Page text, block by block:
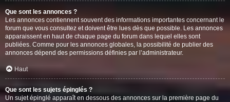
Que sont les annonces ?
Les annonces contiennent souvent des informations importantes concernant le
forum que vous consultez et doivent être lues dès que possible. Les annonces
apparaissent en haut de chaque page du forum dans lequel elles sont
publiées. Comme pour les annonces globales, la possibilité de publier des
annonces dépend des permissions définies par l’administrateur.
Haut
Que sont les sujets épinglés ?
Un sujet épinglé apparaît en dessous des annonces sur la première page du